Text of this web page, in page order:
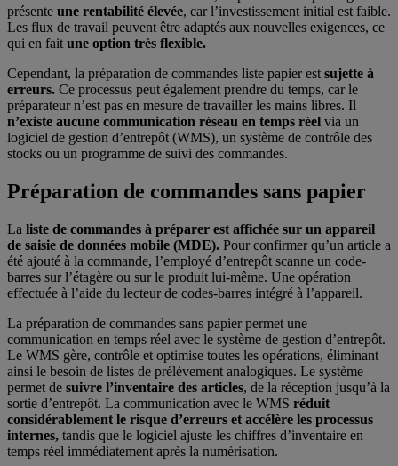
présente une rentabilité élevée, car l’investissement initial est faible.
Les flux de travail peuvent être adaptés aux nouvelles exigences, ce
qui en fait une option très flexible.
Cependant, la préparation de commandes liste papier est sujette à
erreurs. Ce processus peut également prendre du temps, car le
préparateur n’est pas en mesure de travailler les mains libres. Il
n’existe aucune communication réseau en temps réel via un
logiciel de gestion d’entrepôt (WMS), un système de contrôle des
stocks ou un programme de suivi des commandes.
Préparation de commandes sans papier
La liste de commandes à préparer est affichée sur un appareil
de saisie de données mobile (MDE). Pour confirmer qu’un article a
été ajouté à la commande, l’employé d’entrepôt scanne un code-
barres sur l’étagère ou sur le produit lui-même. Une opération
effectuée à l’aide du lecteur de codes-barres intégré à l’appareil.
La préparation de commandes sans papier permet une
communication en temps réel avec le système de gestion d’entrepôt.
Le WMS gère, contrôle et optimise toutes les opérations, éliminant
ainsi le besoin de listes de prélèvement analogiques. Le système
permet de suivre l’inventaire des articles, de la réception jusqu’à la
sortie d’entrepôt. La communication avec le WMS réduit
considérablement le risque d’erreurs et accélère les processus
internes, tandis que le logiciel ajuste les chiffres d’inventaire en
temps réel immédiatement après la numérisation.